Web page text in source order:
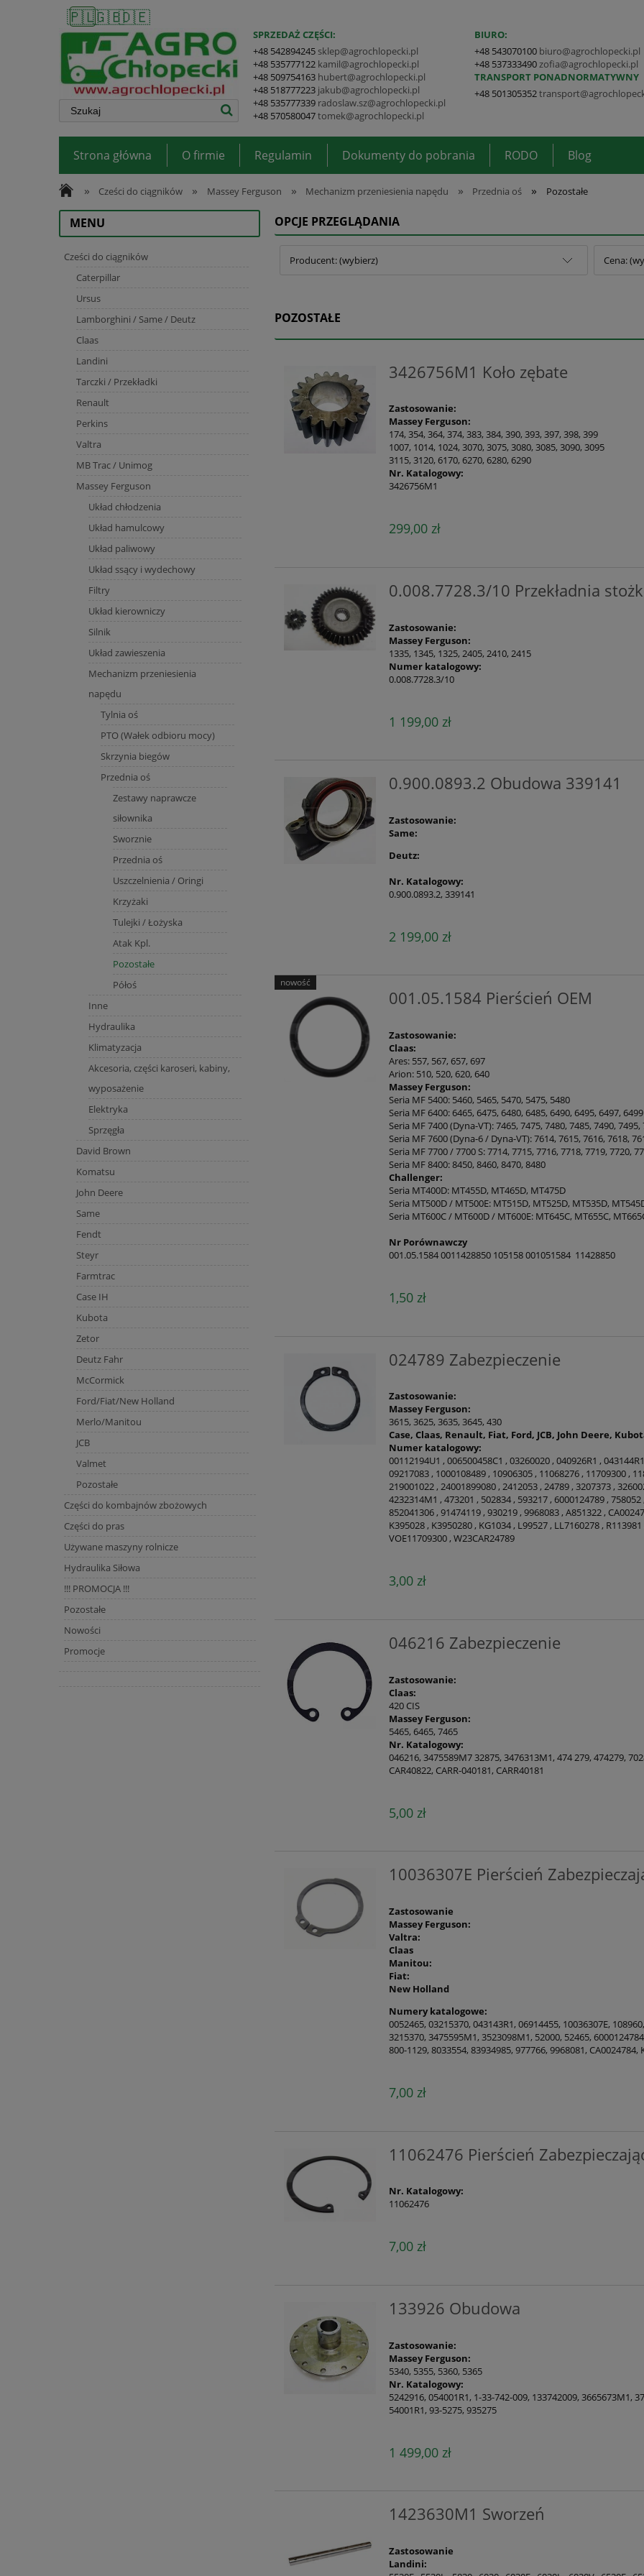
🇵🇱🇬🇧🇩🇪
SPRZEDAŻ CZĘŚCI:
+48 542894245 sklep@agrochlopecki.pl
+48 535777122 kamil@agrochlopecki.pl
+48 509754163 hubert@agrochlopecki.pl
+48 518777223 jakub@agrochlopecki.pl
+48 535777339 radoslaw.sz@agrochlopecki.pl
+48 570580047tomek@agrochlopecki.pl
BIURO:
+48 543070100 biuro@agrochlopecki.pl
+48 537333490 zofia@agrochlopecki.pl
TRANSPORT PONADNORMATYWNY
+48 501305352
Strona główna O firmie Regulamin Dokumenty do pobrania RODO Blog
» Cześci do ciągników » Massey Ferguson » Mechanizm przeniesienia napędu » Przednia oś » Pozostałe
MENU
Cześci do ciągników
Caterpillar
Ursus
Lamborghini / Same / Deutz
Claas
Landini
Tarczki / Przekładki
Renault
Perkins
Valtra
MB Trac / Unimog
Massey Ferguson
Układ chłodzenia
Układ hamulcowy
Układ paliwowy
Układ ssący i wydechowy
Filtry
Układ kierowniczy
Silnik
Układ zawieszenia
Mechanizm przeniesienia
napędu
Tylnia oś
PTO (Wałek odbioru mocy)
Skrzynia biegów
Przednia oś
Zestawy naprawcze
siłownika
Sworznie
Przednia oś
Uszczelnienia / Oringi
Krzyżaki
Tulejki / Łożyska
Atak Kpl.
Pozostałe
Półoś
Inne
Hydraulika
Klimatyzacja
Akcesoria, części karoseri, kabiny,
wyposażenie
Elektryka
Sprzęgła
David Brown
Komatsu
John Deere
Same
Fendt
Steyr
Farmtrac
Case IH
Kubota
Zetor
Deutz Fahr
McCormick
Ford/Fiat/New Holland
Merlo/Manitou
JCB
Valmet
Pozostałe
Części do kombajnów zbożowych
Części do pras
Używane maszyny rolnicze
Hydraulika Siłowa
!!! PROMOCJA !!!
Pozostałe
Nowości
Promocje
OPCJE PRZEGLĄDANIA
Producent: (wybierz) Cena:
POZOSTAŁE
3426756M1 Koło zębate
Zastosowanie:
Massey Ferguson:
174, 354, 364, 374, 383, 384, 390, 393, 397, 398, 399
1007, 1014, 1024, 3070, 3075, 3080, 3085, 3090, 3095
3115, 3120, 6170, 6270, 6280, 6290
Nr. Katalogowy:
3426756M1
299,00 zł
0.008.7728.3/10 Przekładnia
Zastosowanie:
Massey Ferguson:
1335, 1345, 1325, 2405, 2410, 2415
Numer katalogowy:
0.008.7728.3/10
1 199,00 zł
0.900.0893.2 Obudowa 339141
Zastosowanie:
Same:
Deutz:
Nr. Katalogowy:
0.900.0893.2, 339141
2 199,00 zł
001.05.1584 Pierścień OEM
Zastosowanie:
Claas:
Ares: 557, 567, 657, 697
Arion: 510, 520, 620, 640
Massey Ferguson:
Seria MF 5400: 5460, 5465, 5470, 5475, 5480
Seria MF 6400: 6465, 6475, 6480, 6485, 6490, 6495, 6497, 6499
Seria MF 7400 (Dyna-VT): 7465, 7475, 7480, 7485, 7490, 7495,
Seria MF 7600 (Dyna-6 / Dyna-VT): 7614, 7615, 7616, 7618,
Seria MF 7700 / 7700 S: 7714, 7715, 7716, 7718, 7719, 7720,
Seria MF 8400: 8450, 8460, 8470, 8480
Challenger:
Seria MT400D: MT455D, MT465D, MT475D
Seria MT500D / MT500E: MT515D, MT525D, MT535D,
Seria MT600C / MT600D / MT600E: MT645C, MT655C,
Nr Porównawczy
001.05.1584 0011428850 105158 001051584 11428850
1,50 zł
nowość
024789 Zabezpieczenie
Zastosowanie:
Massey Ferguson:
3615, 3625, 3635, 3645, 430
Case, Claas, Renault, Fiat, Ford, JCB, John Deere,
Numer katalogowy:
00112194U1 , 006500458C1 , 03260020 , 040926R1 ,
09217083 , 1000108489 , 10906305 , 11068276 , 11709300 ,
219001022 , 24001899080 , 2412053 , 24789 , 3207373 ,
4232314M1 , 473201 , 502834 , 593217 , 6000124789 ,
852041306 , 91474119 , 930219 , 9968083 , A851322 ,
K395028 , K3950280 , KG1034 , L99527 , LL7160278 ,
VOE11709300 , W23CAR24789
3,00 zł
046216 Zabezpieczenie
Zastosowanie:
Claas:
420 CIS
Massey Ferguson:
5465, 6465, 7465
Nr. Katalogowy:
046216, 3475589M7 32875, 3476313M1, 474 279, 474279,
CAR40822, CARR-040181, CARR40181
5,00 zł
10036307E Pierścień
Zastosowanie
Massey Ferguson:
Valtra:
Claas
Manitou:
Fiat:
New Holland
Numery katalogowe:
0052465, 03215370, 043143R1, 06914455, 10036307E,
3215370, 3475595M1, 3523098M1, 52000, 52465,
800-1129, 8033554, 83934985, 977766, 9968081, CA0024784,
7,00 zł
11062476 Pierścień
Nr. Katalogowy:
11062476
7,00 zł
133926 Obudowa
Zastosowanie:
Massey Ferguson:
5340, 5355, 5360, 5365
Nr. Katalogowy:
5242916, 054001R1, 1-33-742-009, 133742009, 3665673M1,
54001R1, 93-5275, 935275
1 499,00 zł
1423630M1 Sworzeń
Zastosowanie
Landini: